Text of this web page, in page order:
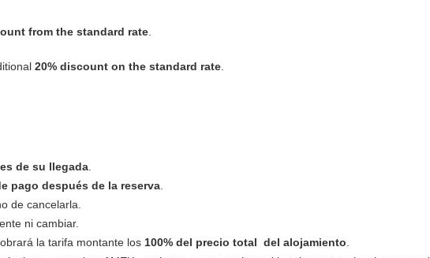
from the standard rate
20% discount on the standard rate
de su llegada
pago después de la reserva
de cancelarla.
ni cambiar.
la tarifa montante los 100% del precio total del alojamiento